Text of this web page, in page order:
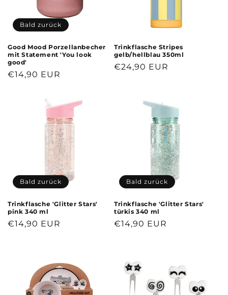
Bald zurück
Good Mood Porzellanbecher
mit Statement 'You look
good'
Normaler
€14,90 EUR
Trinkflasche Stripes
gelb/hellblau 350ml
Normaler
€24,90 EUR
Bald zurück
Trinkflasche 'Glitter Stars'
pink 340 ml
Normaler
€14,90 EUR
Bald zurück
Trinkflasche 'Glitter Stars'
türkis 340 ml
Normaler
€14,90 EUR